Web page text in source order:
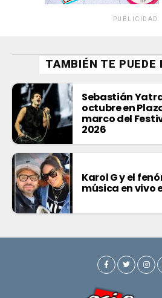
PUBLICIDAD
TAMBIÉN TE PUEDE
Sebastián
octubre en
marco del
2026
Karol G y el
música en vivo